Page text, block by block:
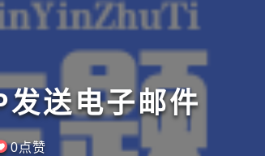
送电子邮件
0点赞